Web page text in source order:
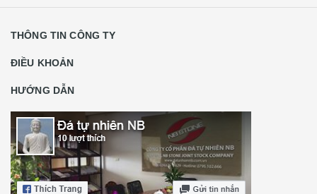
THÔNG TIN CÔNG TY
ĐIỀU KHOẢN
HƯỚNG DẪN